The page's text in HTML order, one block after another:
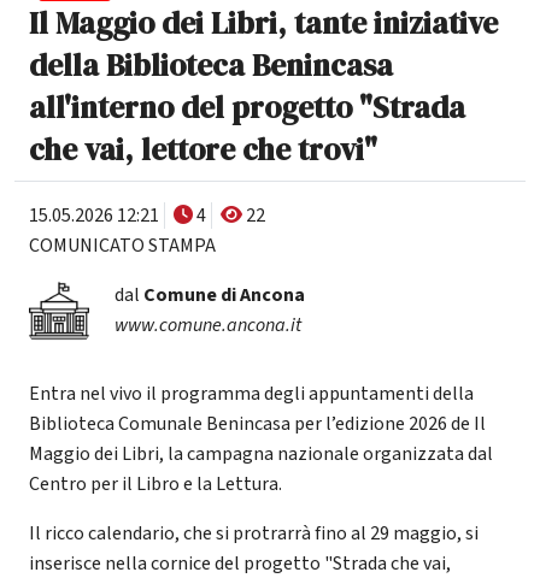
Il Maggio dei Libri, tante iniziative
della Biblioteca Benincasa
all'interno del progetto "Strada
che vai, lettore che trovi"
15.05.2026 12:21 4
22
COMUNICATO STAMPA
dal Comune di Ancona
www.comune.ancona.it
Entra nel vivo il programma degli appuntamenti della
Biblioteca Comunale Benincasa per l’edizione 2026 de Il
Maggio dei Libri, la campagna nazionale organizzata dal
Centro per il Libro e la Lettura.
Il ricco calendario, che si protrarrà fino al 29 maggio, si
inserisce nella cornice del progetto "Strada che vai,